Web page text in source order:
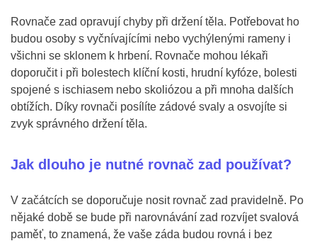
Rovnače zad opravují chyby při držení těla. Potřebovat ho
budou osoby s vyčnívajícími nebo vychýlenými rameny i
všichni se sklonem k hrbení. Rovnače mohou lékaři
doporučit i při bolestech klíční kosti, hrudní kyfóze, bolesti
spojené s ischiasem nebo skoliózou a při mnoha dalších
obtížích. Díky rovnači posílíte zádové svaly a osvojíte si
zvyk správného držení těla.
Jak dlouho je nutné rovnač zad používat?
V začátcích se doporučuje nosit rovnač zad pravidelně. Po
nějaké době se bude při narovnávání zad rozvíjet svalová
paměť, to znamená, že vaše záda budou rovná i bez